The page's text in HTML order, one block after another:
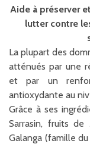
Aide à préserver
lutter contre
La plupart des
atténués par une
et par un
antioxydante au
Grâce à ses
Sarrasin, fruits
Galanga (famille